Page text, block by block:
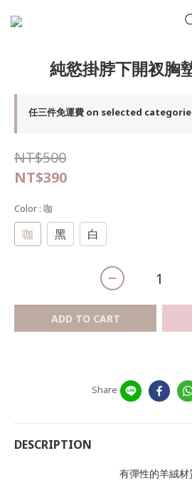
純慾掛脖下開衩胸
任三件免運費 on selected
NT$500
NT$390
Color : 咖
咖 黑 白
ADD TO CART
Share
DESCRIPTION
有彈性的羊絨材